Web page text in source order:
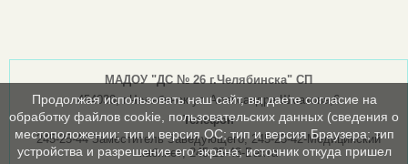
МАДОУ "ДС № 26 г.Челябинска" СП
454030, г.Челябинск ул.Александра Шмакова,6
Телефон
245-25-44 Заместитель Заведующего; 245-25-42-Медицинский
кабинет; 245-25-43-Вахта
Продолжая использовать наш сайт, вы даете согласие на
обработку файлов cookie, пользовательских данных (сведения о
местоположении; тип и версия ОС; тип и версия Браузера; тип
устройства и разрешение его экрана; источник откуда пришел